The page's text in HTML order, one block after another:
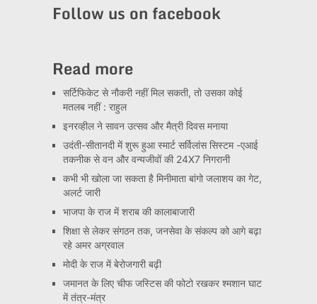
Follow us on facebook
Read more
सर्टिफिकेट से नौकरी नहीं मिल सकती, तो उसका कोई
मतलब नहीं : राहुल
इनरव्हील ने सावन उत्सव और मैत्री दिवस मनाया
उदंती-सीतानदी में शुरू हुआ स्मार्ट सर्विलांस सिस्टम -एआई
तकनीक से वन और वन्यजीवों की 24X7 निगरानी
कभी भी खोला जा सकता है मिनीमाता बांगो जलाशय का गेट,
अलर्ट जारी
भाजपा के राज में शराब की कालाबाजारी
शिक्षा से लेकर संगठन तक, जनसेवा के संकल्प को आगे बढ़ा
रहे अमर अग्रवाल
मोदी के राज में बेरोजगारी बढ़ी
जमानत के लिए चीफ जस्टिस की फोटो रखकर श्मशान घाट
में तंत्र-मंत्र